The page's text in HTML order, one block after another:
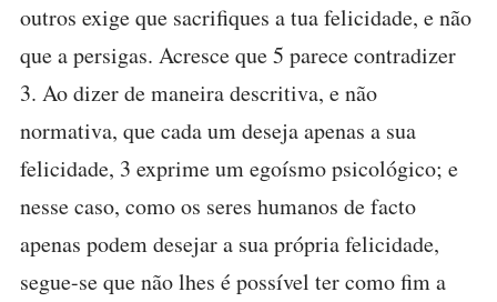
outros exige que sacrifiques a tua felicidade, e não
que a persigas. Acresce que 5 parece contradizer
3. Ao dizer de maneira descritiva, e não
normativa, que cada um deseja apenas a sua
felicidade, 3 exprime um egoísmo psicológico; e
nesse caso, como os seres humanos de facto
apenas podem desejar a sua própria felicidade,
segue-se que não lhes é possível ter como fim a